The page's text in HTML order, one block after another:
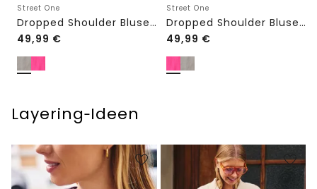
Street One
Dropped Shoulder Bluse aus Leinen
49,99 €
Street One
Dropped Shoulder Bluse aus Leinen
49,99 €
Layering‑Ideen